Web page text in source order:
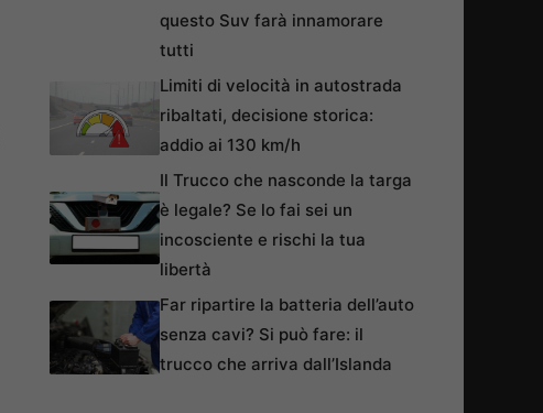
questo Suv farà innamorare
tutti
Limiti di velocità in autostrada
ribaltati, decisione storica:
addio ai 130 km/h
Il Trucco che nasconde la targa
è legale? Se lo fai sei un
incosciente e rischi la tua
libertà
Far ripartire la batteria dell’auto
senza cavi? Si può fare: il
trucco che arriva dall’Islanda